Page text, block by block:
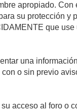
apropiado. Con
su protección y
que
una
o sin previo
acceso al foro o